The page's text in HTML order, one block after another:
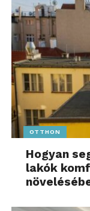
OTTHON
Hogyan
lakók